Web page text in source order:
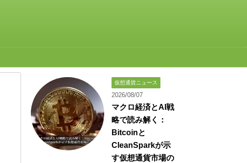
仮想通貨ニュース
2026/08/07
マクロ経済とAI戦
略で読み解く：
Bitcoinと
CleanSparkが示
す仮想通貨市場の